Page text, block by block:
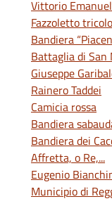
Vittorio
Fazzoletto
Bandiera
Battaglia di
Giuseppe
Rainero Taddei
Camicia rossa
Bandiera
Bandiera dei
Affretta, o Re,...
Eugenio
Municipio di